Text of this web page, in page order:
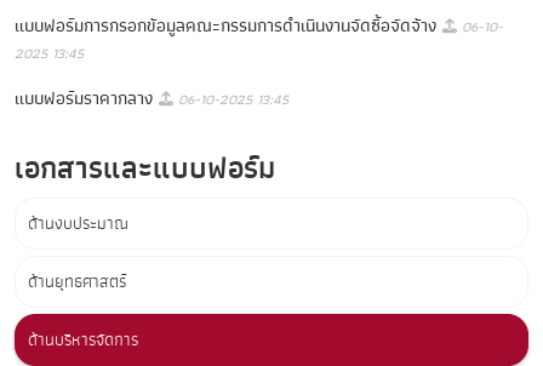
แบบฟอร์มการกรอกข้อมูลคณะกรรมการดำเนินงานจัดซื้อจัดจ้าง
06-10-
2025 13:45
แบบฟอร์มราคากลาง 06-10-2025 13:45
เอกสารและแบบฟอร์ม
ด้านงบประมาณ
ด้านยุทธศาสตร์
ด้านบริหารจัดการ